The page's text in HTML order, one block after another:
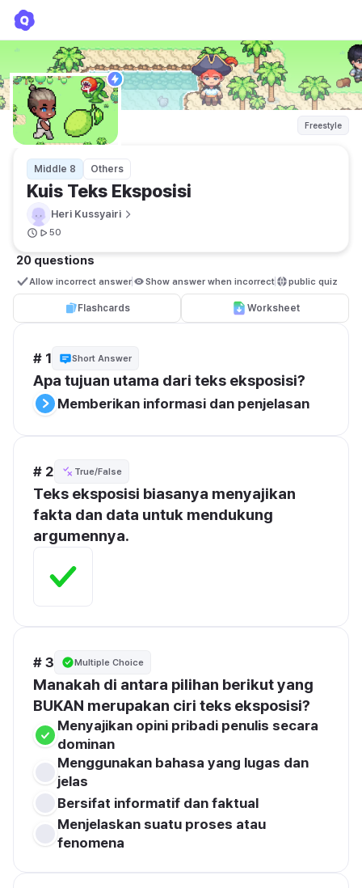
Freestyle
Middle 8 Others
Kuis Teks Eksposisi
Heri Kussyairi
50
20 questions
Allow incorrect answer Show answer when incorrect public quiz
Flashcards Worksheet
# 1 Short Answer
Apa tujuan utama dari teks eksposisi?
Memberikan informasi dan penjelasan
# 2 True/False
Teks eksposisi biasanya menyajikan
fakta dan data untuk mendukung
argumennya.
# 3 Multiple Choice
Manakah di antara pilihan berikut yang
BUKAN merupakan ciri teks eksposisi?
Menyajikan opini pribadi penulis secara
dominan
Menggunakan bahasa yang lugas dan
jelas
Bersifat informatif dan faktual
Menjelaskan suatu proses atau
fenomena